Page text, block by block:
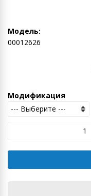
Модель:
00012626
Модификация